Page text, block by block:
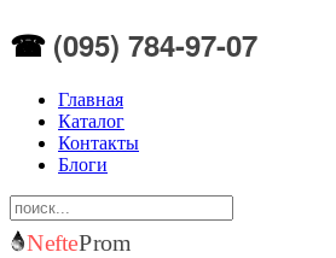
☎ (095) 784-97-07
Главная
Каталог
Контакты
Блоги